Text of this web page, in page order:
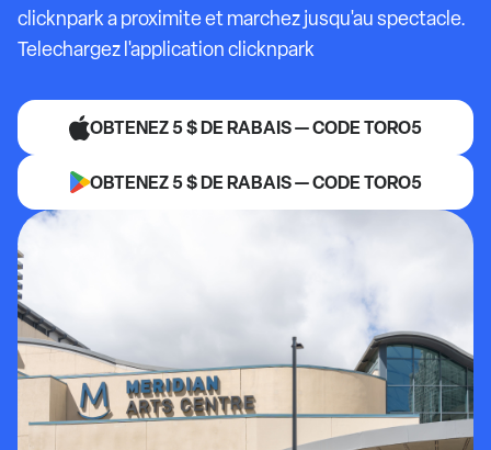
clicknpark a proximite et marchez jusqu'au spectacle.
Telechargez l'application clicknpark
OBTENEZ 5 $ DE RABAIS — CODE TORO5
OBTENEZ 5 $ DE RABAIS — CODE TORO5